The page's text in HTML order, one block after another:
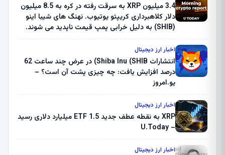
3.4 میلیون XRP به سرقت رفته در کره به 8.5 میلیون
دلار کلاهبرداری کریپتو یوتیوب. نهنگ های شیبا اینو
(SHIB) به دلیل خرابی پمپ قیمت ناپدید می شوند.
ثبت کرد – گزارش کریپتو صبح – U.Today
اخبار ارز دیجیتال
انتشارات Shiba Inu (SHIB) در عرض چند ساعت 62
درصد افزایش یافت: چه چیزی پشت آن است؟ –
یو.امروز
اخبار ارز دیجیتال
XRP به نقطه عطف جدید ETF 1.5 میلیارد دلاری رسید
– U.Today
اخبار ارز دیجیتال